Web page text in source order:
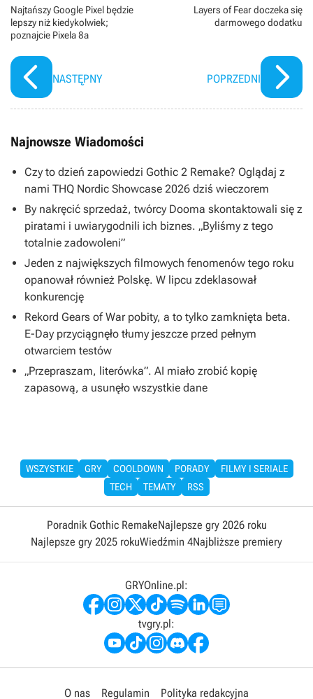
Najtańszy Google Pixel będzie
lepszy niż kiedykolwiek;
poznajcie Pixela 8a
NASTĘPNY
Layers of Fear doczeka się
darmowego dodatku
POPRZEDNI
Najnowsze Wiadomości
Czy to dzień zapowiedzi Gothic 2 Remake? Oglądaj z
nami THQ Nordic Showcase 2026 dziś wieczorem
By nakręcić sprzedaż, twórcy Dooma skontaktowali się z
piratami i uwiarygodnili ich biznes. „Byliśmy z tego
totalnie zadowoleni”
Jeden z największych filmowych fenomenów tego roku
opanował również Polskę. W lipcu zdeklasował
konkurencję
Rekord Gears of War pobity, a to tylko zamknięta beta.
E-Day przyciągnęło tłumy jeszcze przed pełnym
otwarciem testów
„Przepraszam, literówka”. AI miało zrobić kopię
zapasową, a usunęło wszystkie dane
WSZYSTKIE GRY COOLDOWN PORADY
FILMY I SERIALE
TECH
TEMATY RSS
Poradnik Gothic RemakeNajlepsze gry 2026 roku
Najlepsze gry 2025 rokuWiedźmin 4Najbliższe premiery
GRYOnline.pl:
tvgry.pl:
O nas Regulamin Polityka redakcyjna